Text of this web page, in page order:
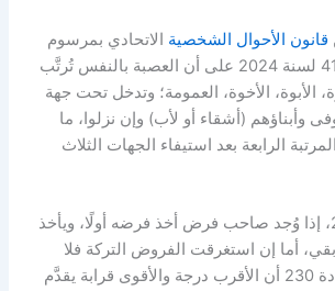
قانون الأحوال الشخصية الاتحادي بمرسوم
بقانون اتحادي رقم 41 لسنة 2024 على أن العصبة بالنفس تُرتَّب
الأبوة، الأخوة، العمومة؛ وتدخل تحت جهة
وأبناؤهم (أشقاء أو لأب) وإن نزلوا، ما
الرابعة بعد استيفاء الجهات الثلاث
وبموجب المادة 229، إذا وُجد صاحب فرض أخذ فرضه أولًا، ويأخذ
أما إن استغرقت الفروض التركة فلا
شيء له. وتحدّد المادة 230 أن الأقرب درجة والأقوى قرابة يقدَّم